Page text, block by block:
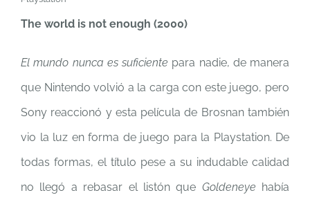
The world is not enough (2000)
El mundo nunca es suficiente para nadie, de manera
que Nintendo volvió a la carga con este juego, pero
Sony reaccionó y esta película de Brosnan también
vio la luz en forma de juego para la Playstation. De
todas formas, el título pese a su indudable calidad
no llegó a rebasar el listón que Goldeneye había